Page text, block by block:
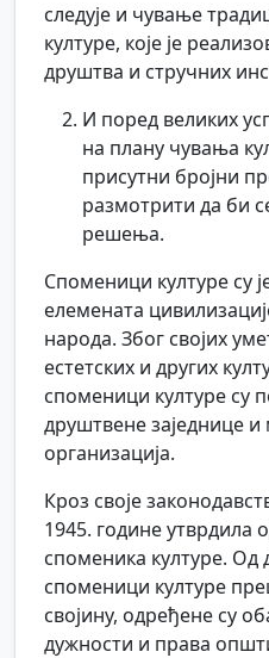
следује и чување
културе, које је
друштва и стручних
И поред великих
на плану чувања
присутни бројни
размотрити да би
решења.
Споменици културе су
елемената
народа. Због својих
естетских и других
споменици културе су
друштвене заједнице
организација.
Кроз своје
1945. године утврдила
споменика културе. Од
споменици културе
својину, одређене су
дужности и права